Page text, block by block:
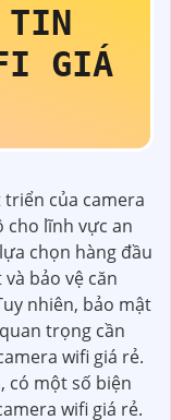
TIN
GIÁ
của camera
cho lĩnh vực an
chọn hàng đầu
bảo vệ căn
nhiên, bảo mật
trọng cần
wifi giá rẻ.
một số biện
wifi giá rẻ.